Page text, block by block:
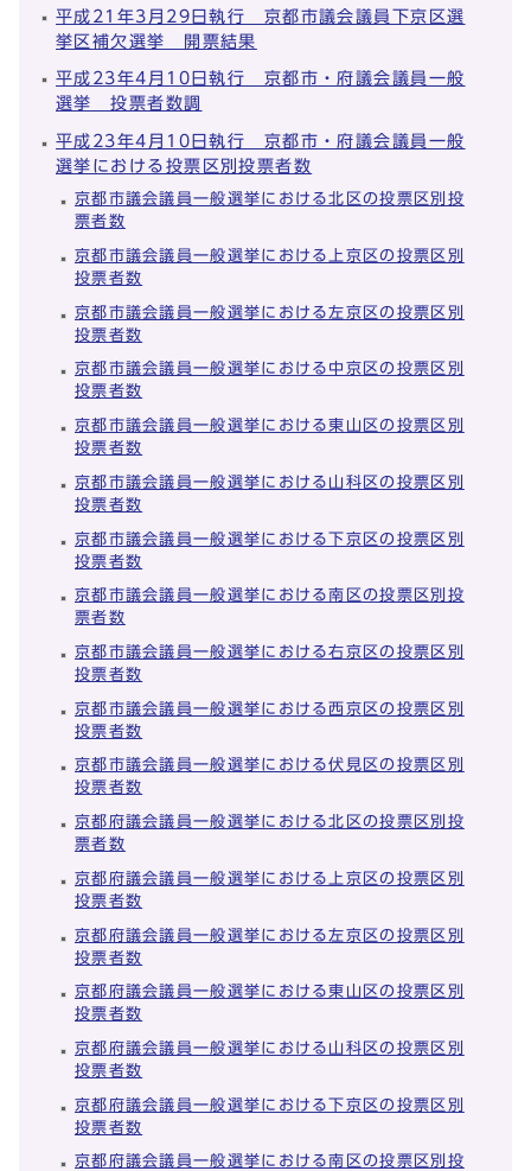
平成21年3月29日執行 京都市議会議員下京区選
挙区補欠選挙 開票結果
平成23年4月10日執行 京都市・府議会議員一般
選挙 投票者数調
平成23年4月10日執行 京都市・府議会議員一般
選挙における投票区別投票者数
京都市議会議員一般選挙における北区の投票区別投
票者数
京都市議会議員一般選挙における上京区の投票区別
投票者数
京都市議会議員一般選挙における左京区の投票区別
投票者数
京都市議会議員一般選挙における中京区の投票区別
投票者数
京都市議会議員一般選挙における東山区の投票区別
投票者数
京都市議会議員一般選挙における山科区の投票区別
投票者数
京都市議会議員一般選挙における下京区の投票区別
投票者数
京都市議会議員一般選挙における南区の投票区別投
票者数
京都市議会議員一般選挙における右京区の投票区別
投票者数
京都市議会議員一般選挙における西京区の投票区別
投票者数
京都市議会議員一般選挙における伏見区の投票区別
投票者数
京都府議会議員一般選挙における北区の投票区別投
票者数
京都府議会議員一般選挙における上京区の投票区別
投票者数
京都府議会議員一般選挙における左京区の投票区別
投票者数
京都府議会議員一般選挙における東山区の投票区別
投票者数
京都府議会議員一般選挙における山科区の投票区別
投票者数
京都府議会議員一般選挙における下京区の投票区別
投票者数
京都府議会議員一般選挙における南区の投票区別投